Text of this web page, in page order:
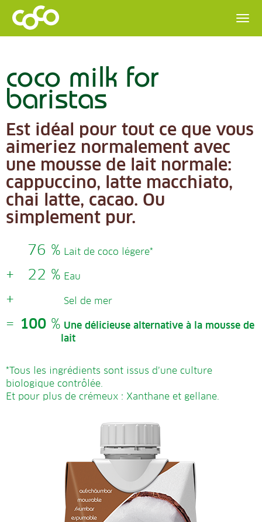
coco milk for
baristas
Est idéal pour tout ce que vous
aimeriez normalement avec
une mousse de lait normale:
cappuccino, latte macchiato,
chai latte, cacao. Ou
simplement pur.
76 % Lait de coco légere*
+ 22 % Eau
+ Sel de mer
= 100 % Une délicieuse alternative à la mousse de
lait
*Tous les ingrédients sont issus d’une culture
biologique contrôlée.
Et pour plus de crémeux : Xanthane et gellane.